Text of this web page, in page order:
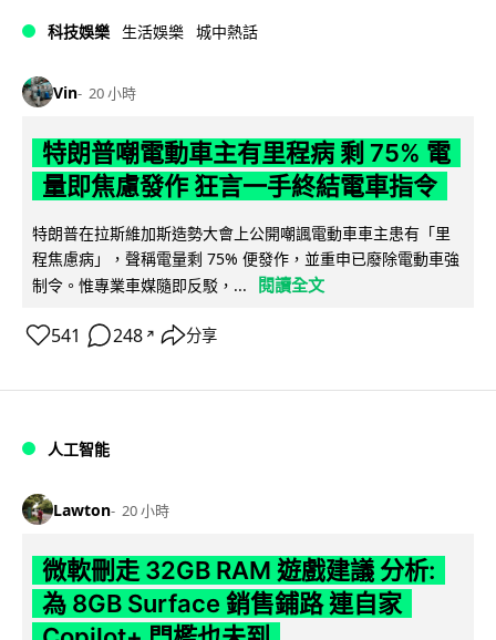
科技娛樂 生活娛樂 城中熱話
Vin 20 小時
特朗普嘲電動車主有里程病 剩 75% 電
量即焦慮發作 狂言一手終結電車指令
特朗普在拉斯維加斯造勢大會上公開嘲諷電動車車主患有「里
程焦慮病」，聲稱電量剩 75% 便發作，並重申已廢除電動車強
制令。惟專業車媒隨即反駁，...
閱讀全文
541 248 ↗ 分享
人工智能
Lawton 20 小時
微軟刪走 32GB RAM 遊戲建議 分析:
為 8GB Surface 銷售鋪路 連自家